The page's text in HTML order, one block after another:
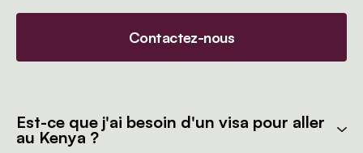
Contactez-nous
Est-ce que j'ai besoin d'un visa pour aller
au Kenya ?